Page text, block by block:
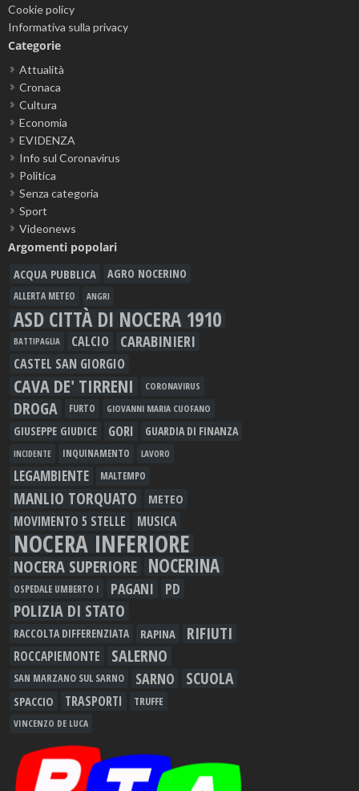
Cookie policy
Informativa sulla privacy
Categorie
Attualità
Cronaca
Cultura
Economia
EVIDENZA
Info sul Coronavirus
Politica
Senza categoria
Sport
Videonews
Argomenti popolari
ACQUA PUBBLICA AGRO NOCERINO
ALLERTA METEO ANGRI
ASD CITTÀ DI NOCERA 1910
BATTIPAGLIA CALCIO CARABINIERI
CASTEL SAN GIORGIO
CAVA DE' TIRRENI CORONAVIRUS
DROGA FURTO GIOVANNI MARIA CUOFANO
GIUSEPPE GIUDICE GORI GUARDIA DI FINANZA
INCIDENTE INQUINAMENTO LAVORO
LEGAMBIENTE MALTEMPO
MANLIO TORQUATO METEO
MOVIMENTO 5 STELLE MUSICA
NOCERA INFERIORE
NOCERA SUPERIORE NOCERINA
OSPEDALE UMBERTO I PAGANI PD
POLIZIA DI STATO
RACCOLTA DIFFERENZIATA RAPINA RIFIUTI
ROCCAPIEMONTE SALERNO
SAN MARZANO SUL SARNO SARNO SCUOLA
SPACCIO TRASPORTI TRUFFE
VINCENZO DE LUCA